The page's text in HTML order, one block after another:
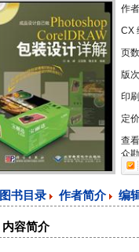
作
CX
页
版
印
定
查
众
图书目录 作者简介 编
内容简介